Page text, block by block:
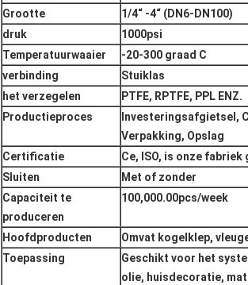
Grootte
1/4“ -4“ (DN6-DN100)
druk
1000psi
Temperatuurwaaier
-20-300 graad C
verbinding
Stuiklas
het verzegelen
PTFE, RPTFE, PPL ENZ.
Productieproces
Investeringsafgietsel,
Verpakking, Opslag
Certificatie
Ce, ISO, is onze
Sluiten
Met of zonder
Capaciteit te
produceren
100,000.00pcs/week
Hoofdproducten
Omvat kogelklep,
Toepassing
Geschikt voor het
olie, huisdecoratie,